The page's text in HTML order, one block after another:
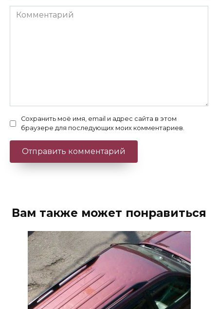
Комментарий
Сохранить моё имя, email и адрес сайта в этом
браузере для последующих моих комментариев.
Вам также может понравиться